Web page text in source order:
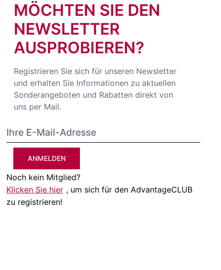
MÖCHTEN SIE DEN
NEWSLETTER
AUSPROBIEREN?
Registrieren Sie sich für unseren Newsletter
und erhalten Sie Informationen zu aktuellen
Sonderangeboten und Rabatten direkt von
uns per Mail.
ANMELDEN
Noch kein Mitglied?
Klicken Sie hier , um sich für den AdvantageCLUB
zu registrieren!